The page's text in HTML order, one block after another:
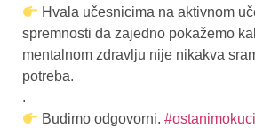
Hvala učesnicima na aktivnom
spremnosti da zajedno pokažemo
mentalnom zdravlju nije nikakva
potreba.
.
Budimo odgovorni.#ostanimokuci